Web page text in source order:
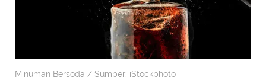
Minuman Bersoda / Sumber: iStockphoto